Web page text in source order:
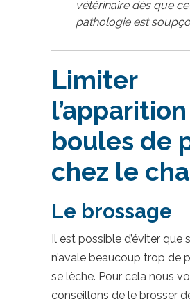
vétérinaire dès que
pathologie est
Limiter
boules de
chez le
Le brossage
Il est possible d’éviter que
n’avale beaucoup trop de
se lèche. Pour cela nous
conseillons de le brosser